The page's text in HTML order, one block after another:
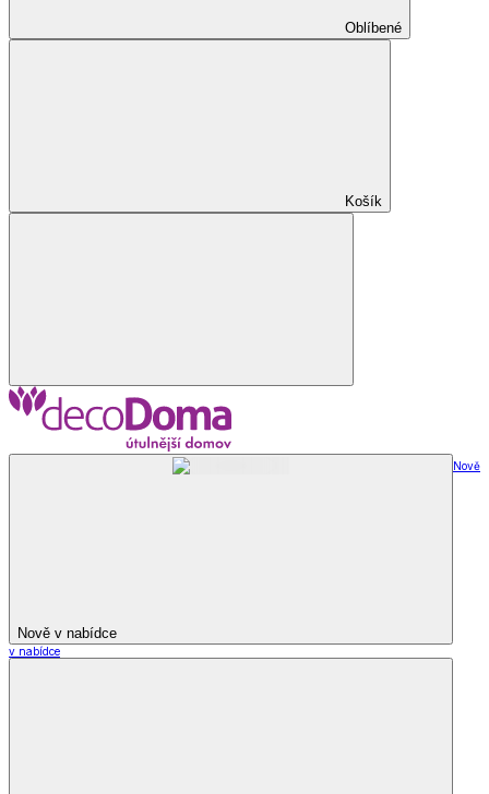
Oblíbené
Košík
Nově v nabídce
Nově
v nabídce